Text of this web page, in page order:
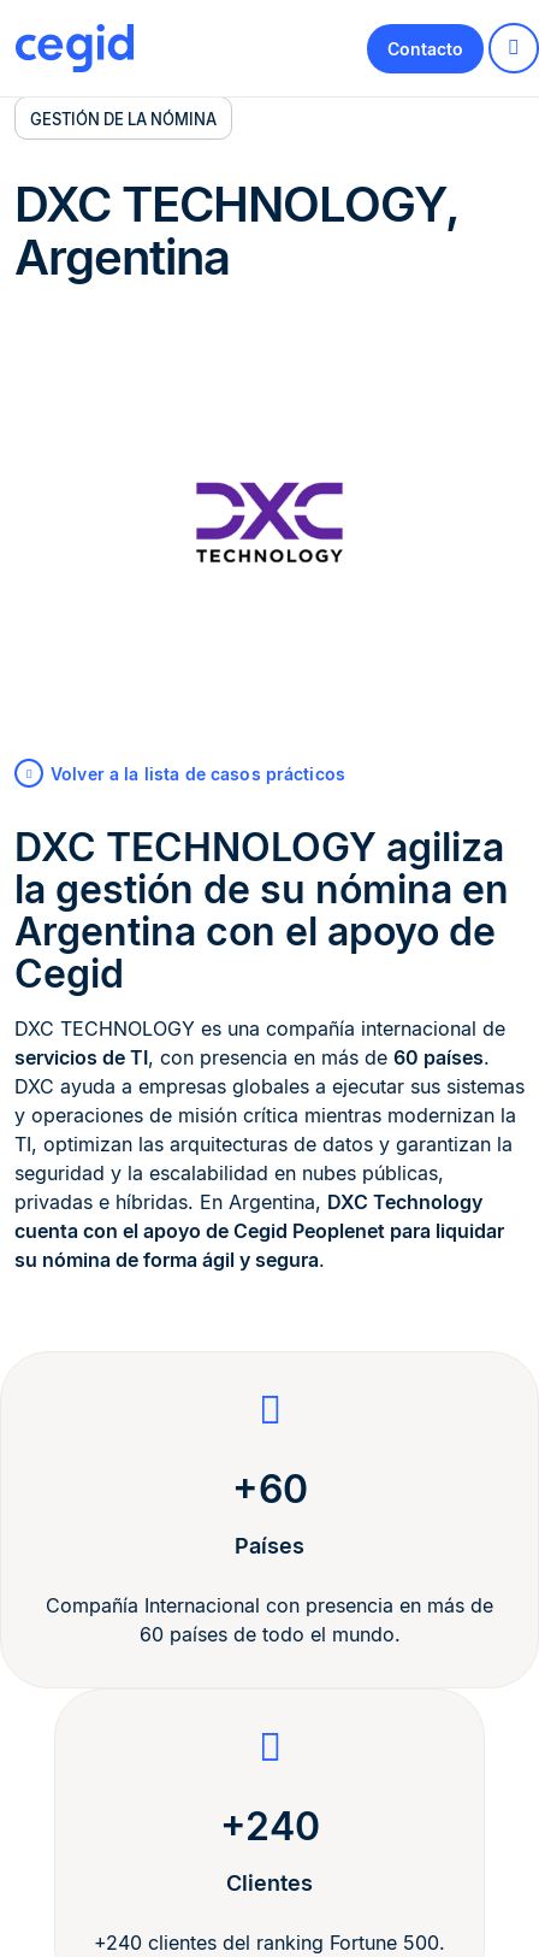
Contacto
GESTIÓN DE LA NÓMINA
DXC TECHNOLOGY,
Argentina
Volver a la lista de casos prácticos
DXC TECHNOLOGY agiliza
la gestión de su nómina en
Argentina con el apoyo de
Cegid
DXC TECHNOLOGY es una compañía internacional de
servicios de TI, con presencia en más de 60 países.
DXC ayuda a empresas globales a ejecutar sus sistemas
y operaciones de misión crítica mientras modernizan la
TI, optimizan las arquitecturas de datos y garantizan la
seguridad y la escalabilidad en nubes públicas,
privadas e híbridas. En Argentina, DXC Technology
cuenta con el apoyo de Cegid Peoplenet para liquidar
su nómina de forma ágil y segura.
+60
Países
Compañía Internacional con presencia en más de
60 países de todo el mundo.
+240
Clientes
+240 clientes del ranking Fortune 500.